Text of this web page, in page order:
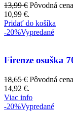
13,99€ Pôvodná
10,99 €.
Pridať do košíka
-20%Vypredané
Firenze osuška
18,65€ Pôvodná
14,92 €.
Viac info
-20%Vypredané